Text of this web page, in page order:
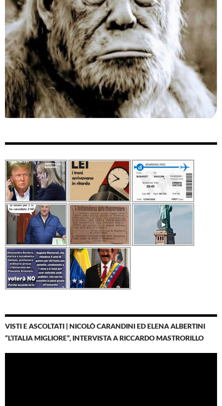
VISTI E ASCOLTATI | NICOLÒ CARANDINI ED ELENA ALBERTINI
“L’ITALIA MIGLIORE”, INTERVISTA A RICCARDO MASTRORILLO